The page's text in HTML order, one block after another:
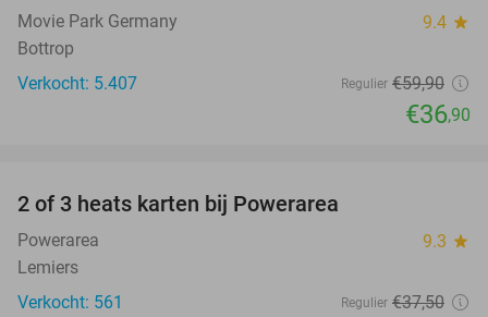
Movie Park Germany 9.4 star
Bottrop
Verkocht: 5.407
Regulier €59,90
€36,90
2 of 3 heats karten bij Powerarea
Powerarea 9.3 star
Lemiers
Verkocht: 561
Regulier €37,50